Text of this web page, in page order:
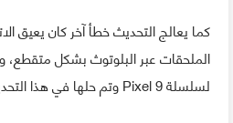
كما يعالج التحديث خطأ آخر كان يعيق
الملحقات عبر البلوتوث بشكل
لسلسلة Pixel 9 وتم حلها في هذا التحديث.